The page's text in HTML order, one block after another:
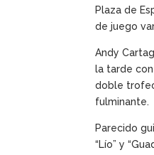
Plaza de
de juego
Andy
la tarde
doble
fulminante.
Parecido
“Lío” y